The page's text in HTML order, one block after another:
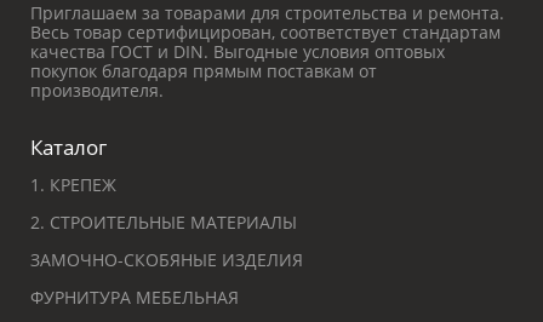
Приглашаем за товарами для строительства и ремонта.
Весь товар сертифицирован, соответствует стандартам
качества ГОСТ и DIN. Выгодные условия оптовых
покупок благодаря прямым поставкам от
производителя.
Каталог
1. КРЕПЕЖ
2. СТРОИТЕЛЬНЫЕ МАТЕРИАЛЫ
ЗАМОЧНО-СКОБЯНЫЕ ИЗДЕЛИЯ
ФУРНИТУРА МЕБЕЛЬНАЯ